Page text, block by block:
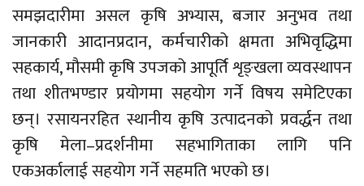
समझदारीमा असल कृषि अभ्यास, बजार अनुभव तथा
जानकारी आदानप्रदान, कर्मचारीको क्षमता अभिवृद्धिमा
सहकार्य, मौसमी कृषि उपजको आपूर्ति शृङ्खला व्यवस्थापन
तथा शीतभण्डार प्रयोगमा सहयोग गर्ने विषय समेटिएका
छन्। रसायनरहित स्थानीय कृषि उत्पादनको प्रवर्द्धन तथा
कृषि मेला–प्रदर्शनीमा सहभागिताका लागि पनि
एकअर्कालाई सहयोग गर्ने सहमति भएको छ।